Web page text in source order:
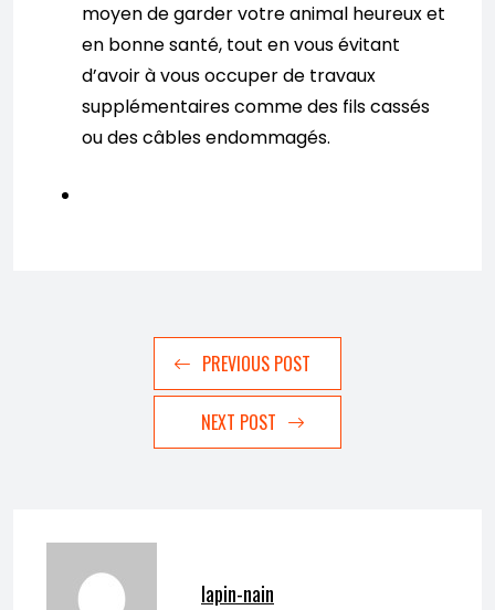
moyen de garder votre animal heureux et
en bonne santé, tout en vous évitant
d’avoir à vous occuper de travaux
supplémentaires comme des fils cassés
ou des câbles endommagés.
PREVIOUS POST
NEXT POST
lapin-nain